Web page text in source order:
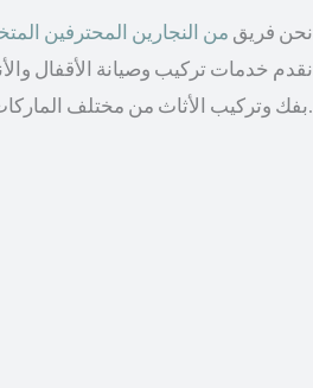
نحن فريق من النجارين المحترفين
نقدم خدمات تركيب وصيانة الأقفال